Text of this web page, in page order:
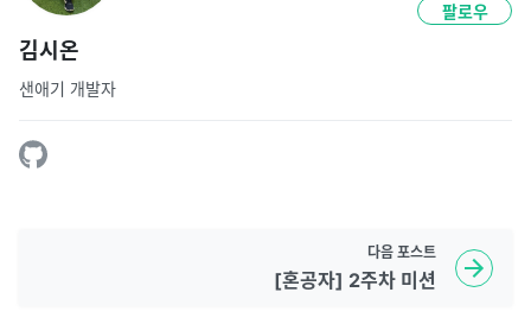
김시온
샌애기 개발자
팔로우
다음 포스트
[혼공자] 2주차 미션